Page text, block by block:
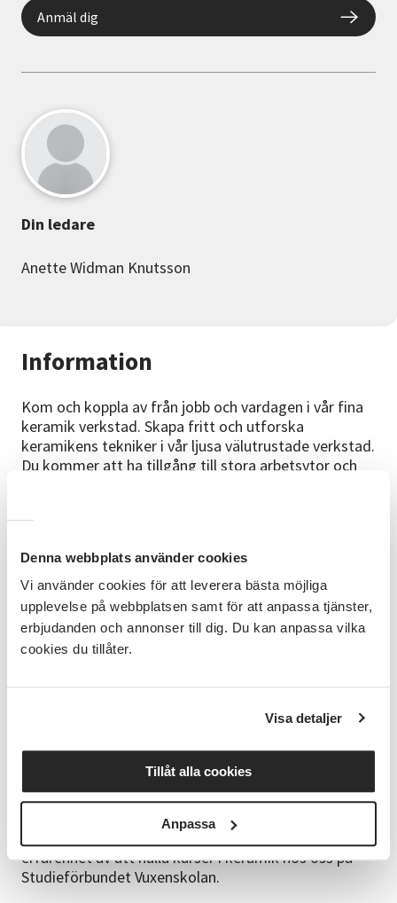
Denna webbplats använder cookies
Vi använder cookies för att leverera bästa möjliga
upplevelse på webbplatsen samt för att anpassa tjänster,
erbjudanden och annonser till dig. Du kan anpassa vilka
cookies du tillåter.
Visa detaljer
Tillåt alla cookies
Anpassa
Information
Kom och koppla av från jobb och vardagen i vår fina
keramik verkstad. Skapa fritt och utforska
keramikens tekniker i vår ljusa välutrustade verkstad.
Du kommer att ha tillgång till stora arbetsytor och
Kursinnehåll och mål
Du kommer att bli förvånad över hur mycket som du
kan göra med enkla handgrepp som tumning,
ringling, kavling. Det finns även goda möjligheter till
att dreja. Stor del av undervisningen är individuellt
anpassad. Här får du får arbeta med moment som är
anpassade efter dina kunskapsnivåer och
sorters stengodslera och kan välj bland ett brett
Förkunskap
Inga förkunskaper behövs för vara med på vår kurs.
Kursledare
Anette Widman-Knutsson, keramiker med lång
erfarenhet av att hålla kurser i keramik hos oss på
Studieförbundet Vuxenskolan.
Anmäl dig
Din ledare
Anette Widman Knutsson